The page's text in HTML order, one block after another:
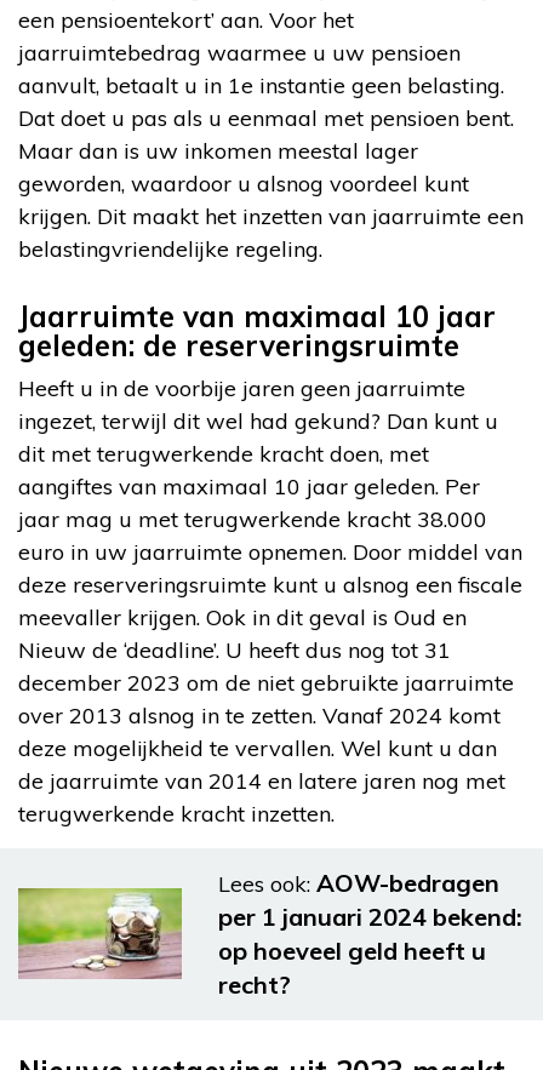
een pensioentekort’ aan. Voor het
jaarruimtebedrag waarmee u uw pensioen
aanvult, betaalt u in 1e instantie geen belasting.
Dat doet u pas als u eenmaal met pensioen bent.
Maar dan is uw inkomen meestal lager
geworden, waardoor u alsnog voordeel kunt
krijgen. Dit maakt het inzetten van jaarruimte een
belastingvriendelijke regeling.
Jaarruimte van maximaal 10 jaar
geleden: de reserveringsruimte
Heeft u in de voorbije jaren geen jaarruimte
ingezet, terwijl dit wel had gekund? Dan kunt u
dit met terugwerkende kracht doen, met
aangiftes van maximaal 10 jaar geleden. Per
jaar mag u met terugwerkende kracht 38.000
euro in uw jaarruimte opnemen. Door middel van
deze reserveringsruimte kunt u alsnog een fiscale
meevaller krijgen. Ook in dit geval is Oud en
Nieuw de ‘deadline’. U heeft dus nog tot 31
december 2023 om de niet gebruikte jaarruimte
over 2013 alsnog in te zetten. Vanaf 2024 komt
deze mogelijkheid te vervallen. Wel kunt u dan
de jaarruimte van 2014 en latere jaren nog met
terugwerkende kracht inzetten.
Lees ook: AOW-bedragen
per 1 januari 2024 bekend:
op hoeveel geld heeft u
recht?